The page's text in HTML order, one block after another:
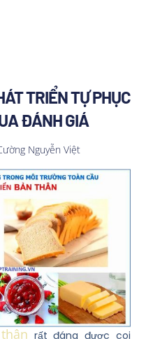
TRIỂN TỰ PHỤC
ĐÁNH GIÁ
Nguyễn Việt
rất đáng được coi